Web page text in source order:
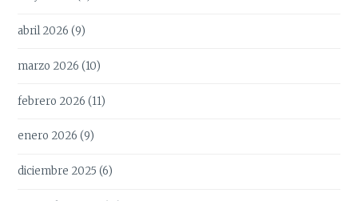
abril 2026 (9)
marzo 2026 (10)
febrero 2026 (11)
enero 2026 (9)
diciembre 2025 (6)